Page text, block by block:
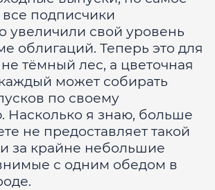
все подписчики
увеличили свой уровень
облигаций. Теперь это для
тёмный лес, а цветочная
может собирать
по своему
Насколько я знаю, больше
не предоставляет такой
за крайне небольшие
с одним обедом в